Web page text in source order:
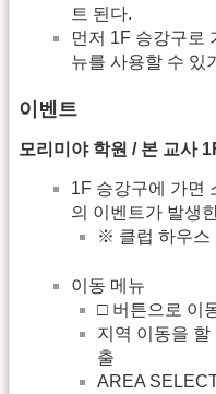
트 된다.
먼저 1F 승강구로
뉴를 사용할 수 있
이벤트
모리미야 학원 / 본 교사
1F 승강구에 가면
의 이벤트가 발생
※ 클럽 하우스
이동 메뉴
□ 버튼으로 이
지역 이동을
출
AREA